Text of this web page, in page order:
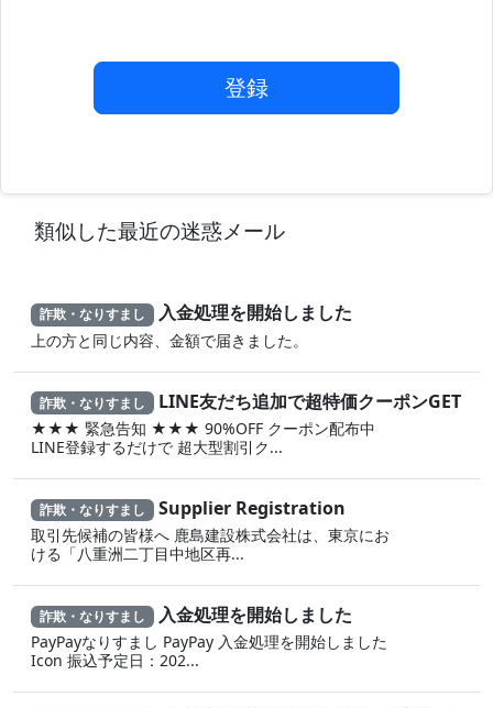
登録
類似した最近の迷惑メール
詐欺・なりすまし 入金処理を開始しました
上の方と同じ内容、金額で届きました。
詐欺・なりすまし LINE友だち追加で超特価クーポンGET
★★★ 緊急告知 ★★★ 90%OFF クーポン配布中
LINE登録するだけで 超大型割引ク...
詐欺・なりすまし Supplier Registration
取引先候補の皆様へ 鹿島建設株式会社は、東京にお
ける「八重洲二丁目中地区再...
詐欺・なりすまし 入金処理を開始しました
PayPayなりすまし PayPay 入金処理を開始しました
Icon 振込予定日：202...